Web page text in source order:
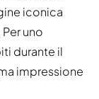
iconica
uno
durante il
impressione